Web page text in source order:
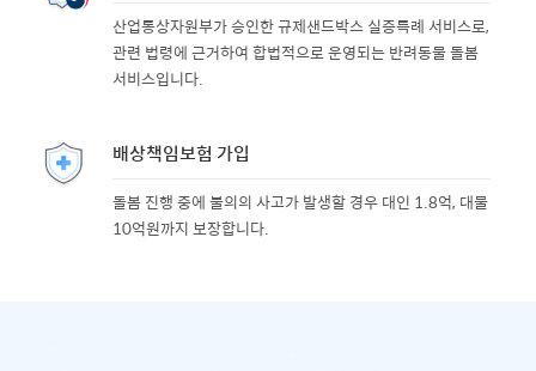
산업통상자원부가 승인한 규제샌드박스 실증특례 서비스로,
관련 법령에 근거하여 합법적으로 운영되는 반려동물 돌봄
서비스입니다.
배상책임보험 가입
돌봄 진행 중에 불의의 사고가 발생할 경우 대인 1.8억, 대물
10억원까지 보장합니다.